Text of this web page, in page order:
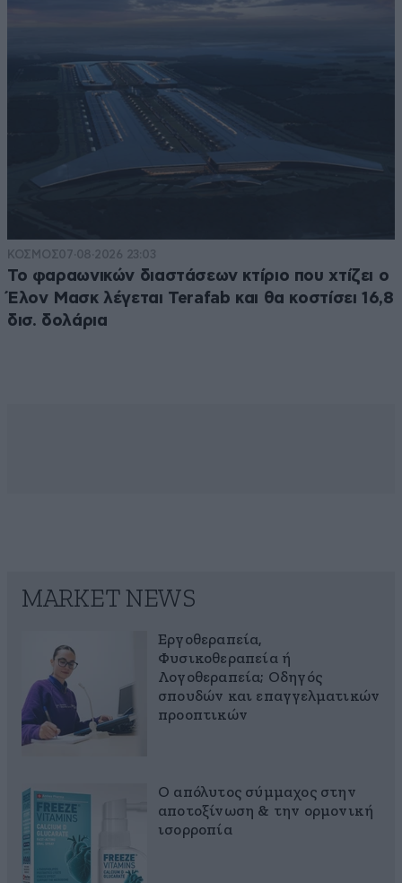
ΚΟΣΜΟΣ07·08·2026 23:03
Το φαραωνικών διαστάσεων κτίριο που χτίζει ο
Έλον Μασκ λέγεται Terafab και θα κοστίσει 16,8
δισ. δολάρια
MARKET NEWS
Εργοθεραπεία,
Φυσικοθεραπεία ή
Λογοθεραπεία; Οδηγός
σπουδών και επαγγελματικών
προοπτικών
Ο απόλυτος σύμμαχος στην
αποτοξίνωση & την ορμονική
ισορροπία